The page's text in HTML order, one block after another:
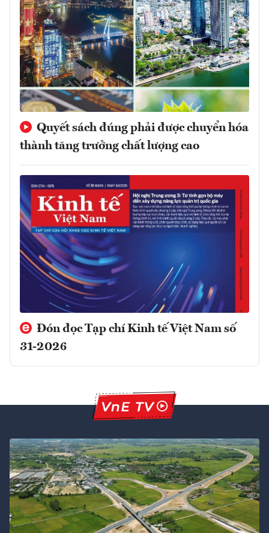
Quyết sách đúng phải được chuyển hóa
thành tăng trưởng chất lượng cao
Đón đọc Tạp chí Kinh tế Việt Nam số
31-2026